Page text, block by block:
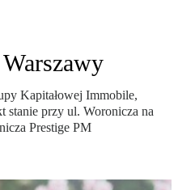
Kapitałowej Immobile,
stanie przy ul. Woronicza na
Prestige PM